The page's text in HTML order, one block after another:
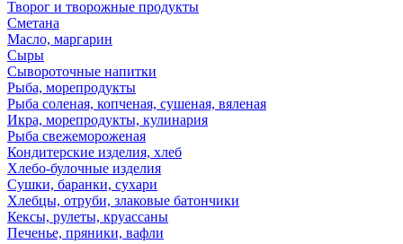
Творог и творожные продукты
Сметана
Масло, маргарин
Сыры
Сывороточные напитки
Рыба, морепродукты
Рыба соленая, копченая, сушеная, вяленая
Икра, морепродукты, кулинария
Рыба свежемороженая
Кондитерские изделия, хлеб
Хлебо-булочные изделия
Сушки, баранки, сухари
Хлебцы, отруби, злаковые батончики
Кексы, рулеты, круассаны
Печенье, пряники, вафли